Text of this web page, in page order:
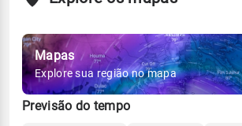
Mapas
Explore sua região no mapa
Previsão do tempo